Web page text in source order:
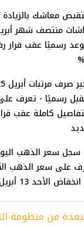
معاشك
رسميًا عقب قرار
رسميًا - تعرف
كاملة عقب
سعر الذهب
الأحد 13 أبريل 2025
من منظومة